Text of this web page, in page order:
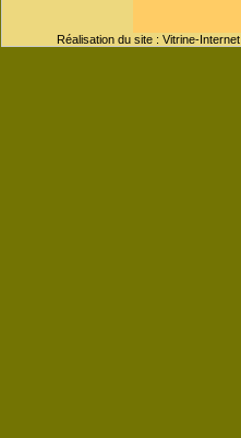
Réalisation du site : Vitrine-Internet.